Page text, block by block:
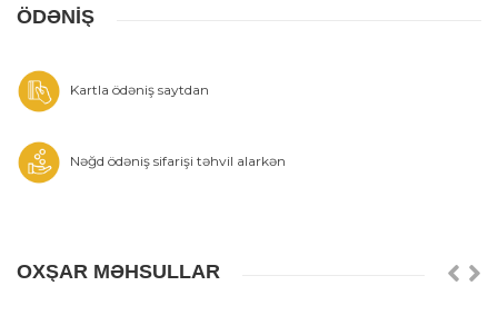
ÖDƏNİŞ
Kartla ödəniş saytdan
Nəğd ödəniş sifarişi təhvil alarkən
OXŞAR MƏHSULLAR